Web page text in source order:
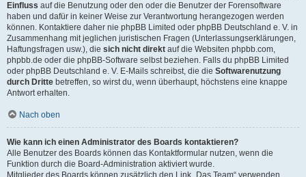
Einfluss auf die Benutzung oder den oder die Benutzer der Forensoftware
haben und dafür in keiner Weise zur Verantwortung herangezogen werden
können. Kontaktiere daher nie phpBB Limited oder phpBB Deutschland e. V. in
Zusammenhang mit jeglichen juristischen Fragen (Unterlassungserklärungen,
Haftungsfragen usw.), die sich nicht direkt auf die Websiten phpbb.com,
phpbb.de oder die phpBB-Software selbst beziehen. Falls du phpBB Limited
oder phpBB Deutschland e. V. E-Mails schreibst, die die Softwarenutzung
durch Dritte betreffen, so wirst du, wenn überhaupt, höchstens eine knappe
Antwort erhalten.
Nach oben
Wie kann ich einen Administrator des Boards kontaktieren?
Alle Benutzer des Boards können das Kontaktformular nutzen, wenn die
Funktion durch die Board-Administration aktiviert wurde.
Mitglieder des Boards können zusätzlich den Link „Das Team“ verwenden.